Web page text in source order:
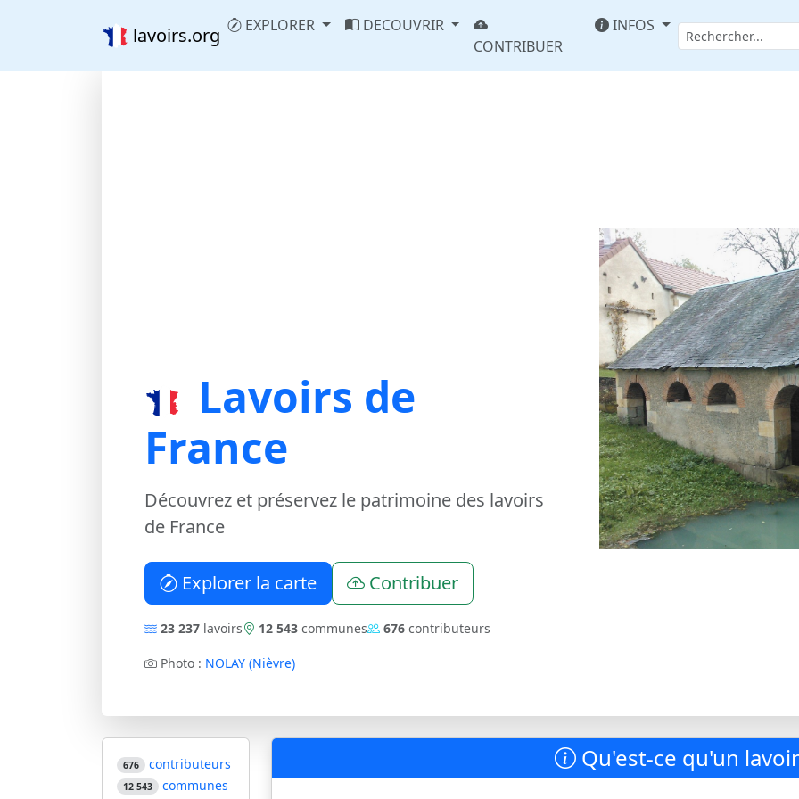
lavoirs.org EXPLORER
DECOUVRIR
CONTRIBUER
INFOS
Lavoirs de
France
Découvrez et préservez le patrimoine des lavoirs
de France
Explorer la carte Contribuer
23 237 lavoirs 12 543 communes 676 contributeurs
Photo : NOLAY (Nièvre)
676 contributeurs
12 543 communes
Qu'est-ce qu'un